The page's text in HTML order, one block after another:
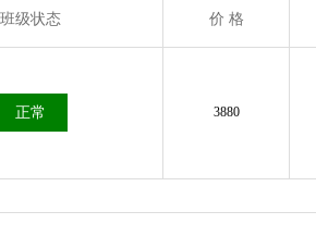
班级状态 价 格
正常 3880